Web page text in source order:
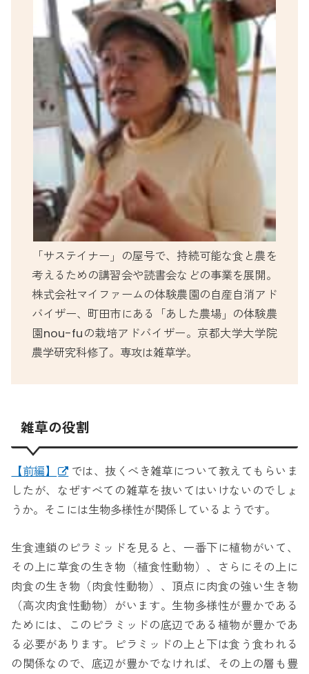
「サステイナー」の屋号で、持続可能な食と農を
考えるための講習会や読書会などの事業を展開。
株式会社マイファームの体験農園の自産自消アド
バイザー、町田市にある「あした農場」の体験農
園nou-fuの栽培アドバイザー。京都大学大学院
農学研究科修了。専攻は雑草学。
雑草の役割
【前編】
では、抜くべき雑草について教えてもらいま
したが、なぜすべての雑草を抜いてはいけないのでしょ
うか。そこには生物多様性が関係しているようです。
生食連鎖のピラミッドを見ると、一番下に植物がいて、
その上に草食の生き物（植食性動物）、さらにその上に
肉食の生き物（肉食性動物）、頂点に肉食の強い生き物
（高次肉食性動物）がいます。生物多様性が豊かである
ためには、このピラミッドの底辺である植物が豊かであ
る必要があります。ピラミッドの上と下は食う食われる
の関係なので、底辺が豊かでなければ、その上の層も豊